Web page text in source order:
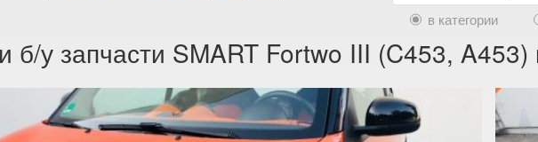
в категории
б/у запчасти SMART Fortwo III (C453, A453)